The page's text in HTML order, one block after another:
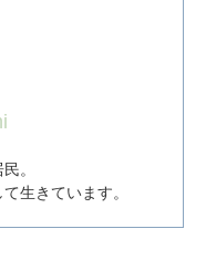
。
生きています。